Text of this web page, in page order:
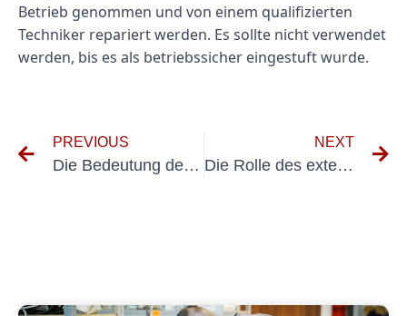
Betrieb genommen und von einem qualifizierten
Techniker repariert werden. Es sollte nicht verwendet
werden, bis es als betriebssicher eingestuft wurde.
PREVIOUS
Die Bedeutung der Elektroprüfung im Straßenbau
NEXT
Die Rolle des externen VEFK im Brückenbau verstehen